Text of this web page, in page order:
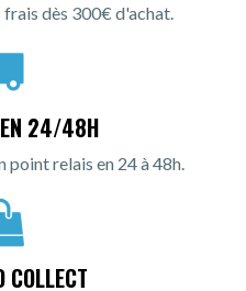
frais dès 300€ d'achat.
24/48H
point relais en 24 à 48h.
COLLECT